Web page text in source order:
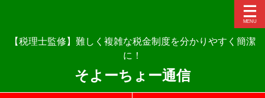
【税理士監修】難しく複雑な税金制度を分かりやすく簡潔
に！
そよーちょー通信